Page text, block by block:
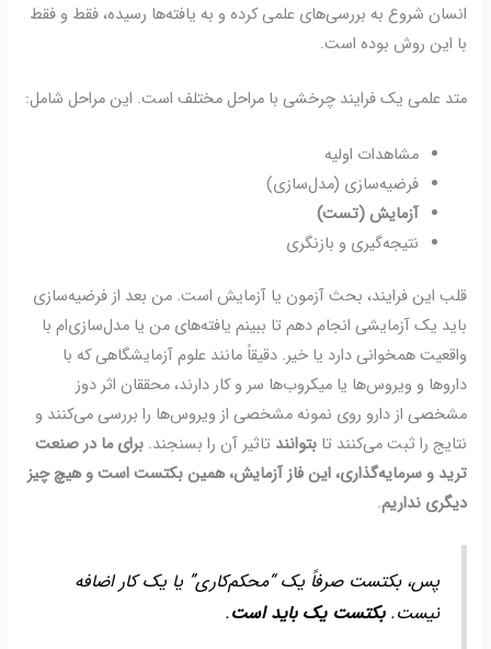
انسان شروع به بررسی‌های علمی کرده و به یافته‌ها رسیده، فقط و فقط
با این روش بوده است.
متد علمی یک فرایند چرخشی با مراحل مختلف است. این مراحل شامل:
مشاهدات اولیه
فرضیه‌سازی (مدل‌سازی)
آزمایش (تست)
نتیجه‌گیری و بازنگری
قلب این فرایند، بحث آزمون یا آزمایش است. من بعد از فرضیه‌سازی
باید یک آزمایشی انجام دهم تا ببینم یافته‌های من یا مدل‌سازی‌ام با
واقعیت همخوانی دارد یا خیر. دقیقاً مانند علوم آزمایشگاهی که با
داروها و ویروس‌ها یا میکروب‌ها سر و کار دارند، محققان اثر دوز
مشخصی از دارو روی نمونه مشخصی از ویروس‌ها را بررسی می‌کنند و
نتایج را ثبت می‌کنند تابتوانند تاثیر آن را بسنجند.برای ما در صنعت
ترید و سرمایه‌گذاری، این فاز آزمایش، همین بکتست است و هیچ چیز
دیگری نداریم.
پس، بکتست صرفاً یک “محکم‌کاری” یا یک کار اضافه
نیست.بکتست یک باید است.